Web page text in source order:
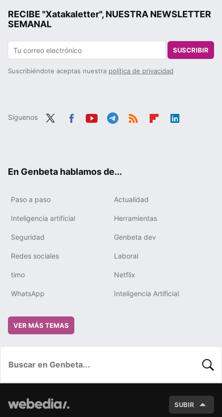
RECIBE "Xatakaletter", NUESTRA NEWSLETTER
SEMANAL
SUSCRIBIR
Suscribiéndote aceptas nuestra política de privacidad
Síguenos
En Genbeta hablamos de...
Paso a paso Actualidad
Inteligencia artificial Herramientas
Seguridad Genbeta dev
Redes sociales Laboral
timo Netflix
WhatsApp Inteligencia Artificial
VER MÁS TEMAS
SUBIR